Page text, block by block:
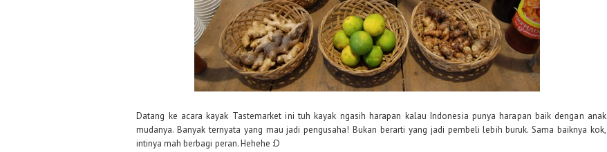
Datang ke acara kayak Tastemarket ini tuh kayak ngasih harapan kalau Indonesia punya harapan baik dengan anak
mudanya. Banyak ternyata yang mau jadi pengusaha! Bukan berarti yang jadi pembeli lebih buruk. Sama baiknya kok,
intinya mah berbagi peran. Hehehe :D